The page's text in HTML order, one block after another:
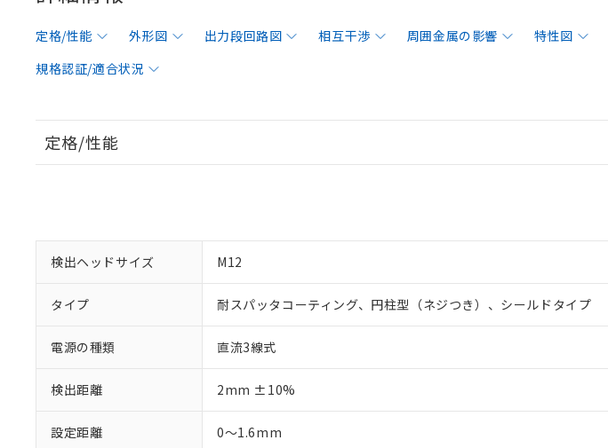
定格/性能 外形図 出力段回路図 相互干渉 周囲金属の影響 特性図
規格認証/適合状況
定格/性能
検出ヘッドサイズ M12
タイプ 耐スパッタコーティング、円柱型（ネジつき）、シールドタイプ
電源の種類 直流3線式
検出距離 2mm ±10%
設定距離 0～1.6mm